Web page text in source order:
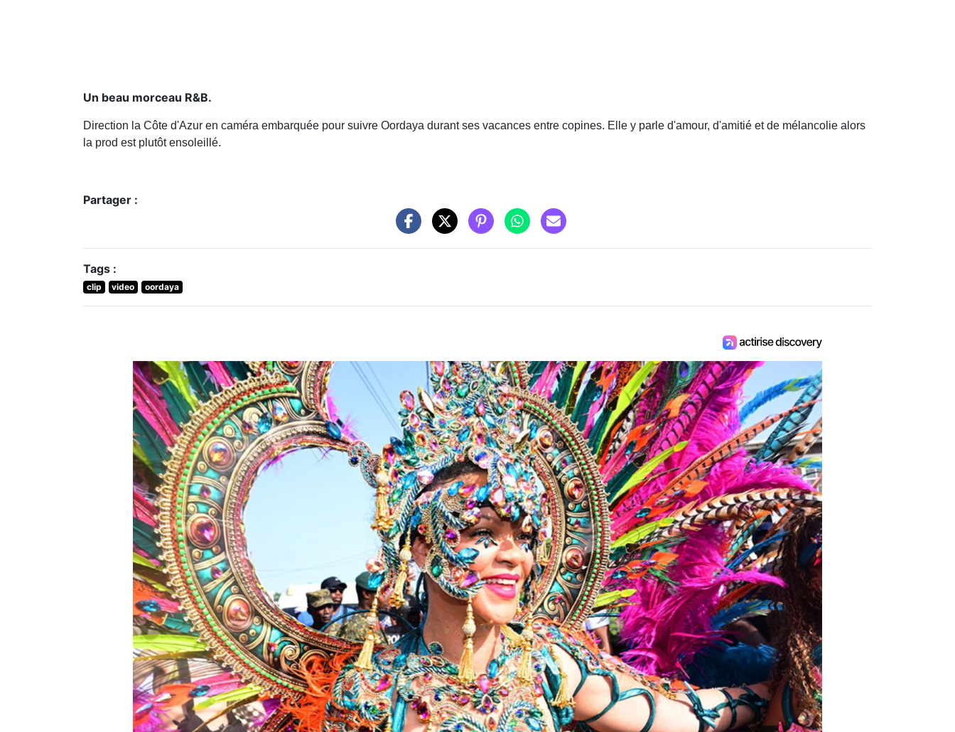
Un beau morceau R&B.
Direction la Côte d'Azur en caméra embarquée pour suivre Oordaya durant ses vacances entre copines. Elle y parle d'amour, d'amitié et de mélancolie alors
la prod est plutôt ensoleillé.
Partager :
Tags :
clip video oordaya